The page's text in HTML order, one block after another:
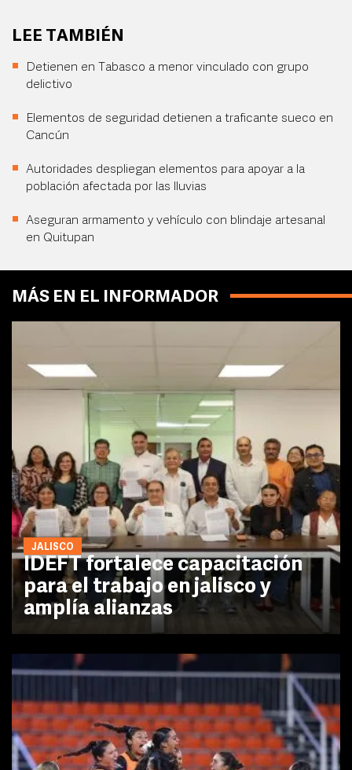
LEE TAMBIÉN
Detienen en Tabasco a menor vinculado con grupo
delictivo
Elementos de seguridad detienen a traficante sueco en
Cancún
Autoridades despliegan elementos para apoyar a la
población afectada por las lluvias
Aseguran armamento y vehículo con blindaje artesanal
en Quitupan
MÁS EN EL INFORMADOR
JALISCO
IDEFT fortalece capacitación
para el trabajo en jalisco y
amplía alianzas